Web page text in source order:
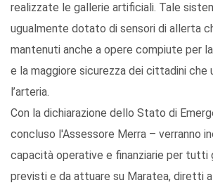
realizzate le gallerie artificiali. Tale
ugualmente dotato di sensori di allerta
mantenuti anche a opere compiute per
e la maggiore sicurezza dei cittadini che
l’arteria.
Con la dichiarazione dello Stato di
concluso l'Assessore Merra – verranno
capacità operative e finanziarie per tutti
previsti e da attuare su Maratea, diretti